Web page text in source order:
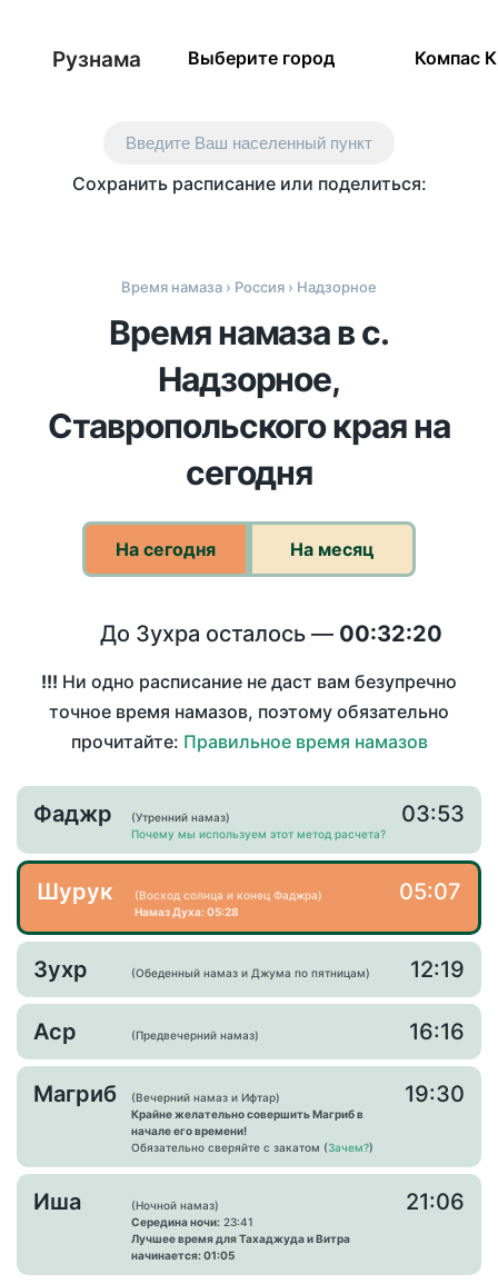
Рузнама Выберите город Компас
Введите Ваш населенный пункт
Сохранить расписание или поделиться:
Время намаза › Россия › Надзорное
Время намаза в с.
Надзорное,
Ставропольского края на
сегодня
На сегодня На месяц
До Зухра осталось — 00:32:20
!!! Ни одно расписание не даст вам безупречно
точное время намазов, поэтому обязательно
прочитайте: Правильное время намазов
Фаджр
(Утренний намаз)
Почему мы используем этот метод расчета?
03:53
Шурук
(Восход солнца и конец Фаджра)
Намаз Духа: 05:28
05:07
Зухр (Обеденный намаз и Джума по пятницам) 12:19
Аср (Предвечерний намаз) 16:16
Магриб
(Вечерний намаз и Ифтар)
Крайне желательно совершить Магриб в
начале его времени!
Обязательно сверяйте с закатом (Зачем?)
19:30
Иша
(Ночной намаз)
Середина ночи: 23:41
Лучшее время для Тахаджуда и Витра
начинается: 01:05
21:06